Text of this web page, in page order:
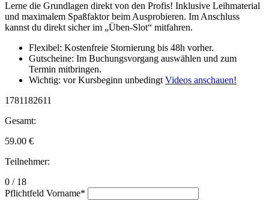
Lerne die Grundlagen direkt von den Profis! Inklusive Leihmaterial
und maximalem Spaßfaktor beim Ausprobieren. Im Anschluss
kannst du direkt sicher im „Üben-Slot“ mitfahren.
Flexibel: Kostenfreie Stornierung bis 48h vorher.
Gutscheine: Im Buchungsvorgang auswählen und zum
Termin mitbringen.
Wichtig: vor Kursbeginn unbedingt Videos anschauen!
1781182611
Gesamt:
59.00 €
Teilnehmer:
0 / 18
Pflichtfeld Vorname*